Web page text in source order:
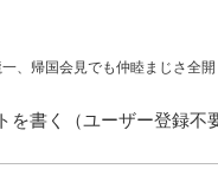
一、帰国会見でも仲睦まじさ全
を書く（ユーザー登録不